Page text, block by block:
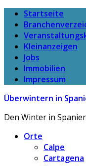
Startseite
Kleinanzeigen
Jobs
Immobilien
Impressum
Überwintern in
Den Winter in
Orte
Calpe
Cartagena